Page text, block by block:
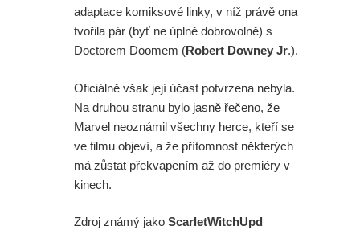
adaptace komiksové linky, v níž právě ona
tvořila pár (byť ne úplně dobrovolně) s
Doctorem Doomem (Robert Downey Jr.).
Oficiálně však její účast potvrzena nebyla.
Na druhou stranu bylo jasně řečeno, že
Marvel neoznámil všechny herce, kteří se
ve filmu objeví, a že přítomnost některých
má zůstat překvapením až do premiéry v
kinech.
Zdroj známý jako ScarletWitchUpd